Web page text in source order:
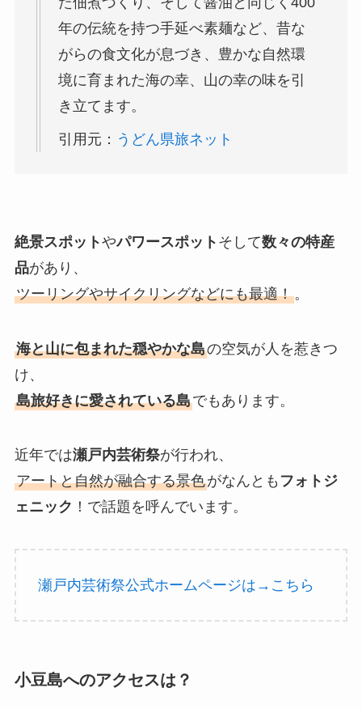
年の伝統を持つ手延べ素麺など、昔な
がらの食文化が息づき、豊かな自然環
境に育まれた海の幸、山の幸の味を引
き立てます。
引用元： うどん県旅ネット
絶景スポットやパワースポット そして数々の特産
品があり、
ツーリングやサイクリングなどにも最適！。
海と山に包まれた穏やかな島の空気が人を惹きつ
け、
島旅好きに愛されている島でもあります。
近年では瀬戸内芸術祭が行われ、
アートと自然が融合する景色がなんとも フォトジ
ェニック ！で話題を呼んでいます。
瀬戸内芸術祭公式ホームページは→こちら
小豆島へのアクセスは？